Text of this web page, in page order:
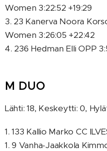
Women 3:22:52 +19:29
3. 23 Kanerva Noora
Women 3:26:05 +22:42
4. 236 Hedman Elli OPP
M DUO
Lähti: 18, Keskeytti: 0,
1. 133 Kallio Marko CC
1. 9 Vanha-Jaakkola